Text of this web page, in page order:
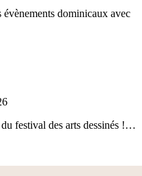
dominicaux avec
festival des arts dessinés !…